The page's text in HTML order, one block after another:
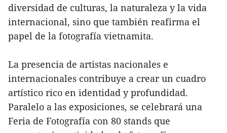
diversidad de culturas, la naturaleza y la vida
internacional, sino que también reafirma el
papel de la fotografía vietnamita.
La presencia de artistas nacionales e
internacionales contribuye a crear un cuadro
artístico rico en identidad y profundidad.
Paralelo a las exposiciones, se celebrará una
Feria de Fotografía con 80 stands que